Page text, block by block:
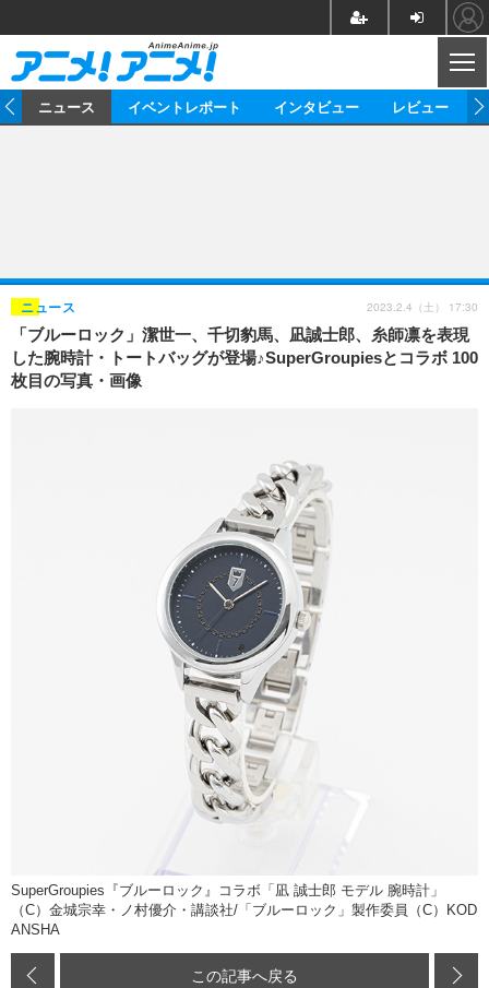
ゲーム グッズ
イベント
海外イベント ビジネス
俳優・タレント アーティスト
ビジネス
アニメ 実写
書評
動画
アニメ
連載・コラム
ニュース イベントレポート インタビュー レビュー
「ブルーロック」潔世一、千切豹馬、凪誠士郎、糸師凛を表現
した腕時計・トートバッグが登場♪SuperGroupiesとコラボ 100
枚目の写真・画像
ニュース 2023.2.4（土） 17:30
SuperGroupies『ブルーロック』コラボ「凪 誠士郎 モデル 腕時計」
（C）金城宗幸・ノ村優介・講談社/「ブルーロック」製作委員（C）KOD
ANSHA
この記事へ戻る